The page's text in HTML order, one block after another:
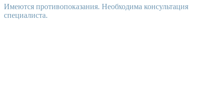
Имеются противопоказания. Необходима консультация
специалиста.